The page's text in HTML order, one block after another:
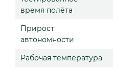
время полёта
Прирост
автономности
Рабочая температура